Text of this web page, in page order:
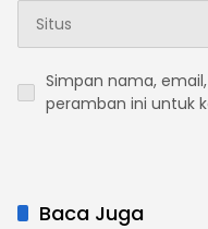
Simpan nama,
peramban ini untuk
Baca Juga